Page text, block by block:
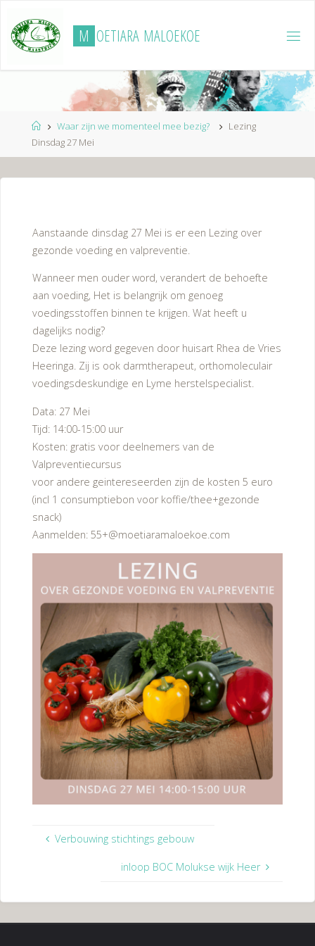
naar
de
M OETIARA MALOEKOE
HomeWaar zijn we momenteel mee bezig?
Lezing
Dinsdag 27 Mei
Aanstaande dinsdag 27 Mei is er een Lezing over
gezonde voeding en valpreventie.
Wanneer men ouder word, verandert de behoefte
aan voeding, Het is belangrijk om genoeg
voedingsstoffen binnen te krijgen. Wat heeft u
dagelijks nodig?
Deze lezing word gegeven door huisart Rhea de Vries
Heeringa. Zij is ook darmtherapeut, orthomoleculair
voedingsdeskundige en Lyme herstelspecialist.
Data: 27 Mei
Tijd: 14:00-15:00 uur
Kosten: gratis voor deelnemers van de
Valpreventiecursus
voor andere geintereseerden zijn de kosten 5 euro
(incl 1 consumptiebon voor koffie/thee+gezonde
snack)
Aanmelden: 55+@moetiaramaloekoe.com
Verbouwing stichtings gebouw
inloop BOC Molukse wijk Heer